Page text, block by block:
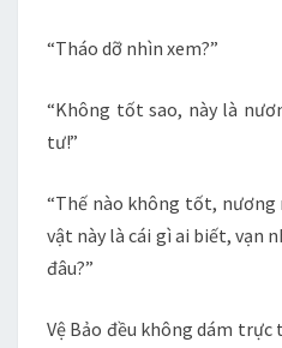
“Tháo dỡ nhìn xem?”
“Không tốt sao, này là
tư!”
“Thế nào không tốt,
vật này là cái gì ai biết, vạn
đâu?”
Vệ Bảo đều không dám